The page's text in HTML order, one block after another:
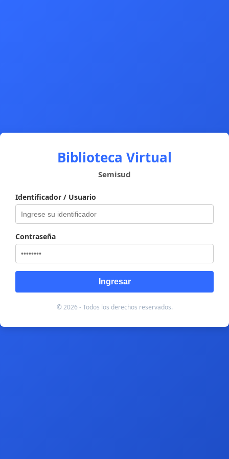
Biblioteca Virtual
Semisud
Identificador / Usuario
Contraseña
Ingresar
© 2026 - Todos los derechos reservados.